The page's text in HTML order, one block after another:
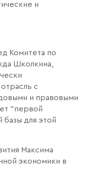
и
Комитета по
Школкина,
с
и правовыми
“первой
базы для этой
Максима
экономики в